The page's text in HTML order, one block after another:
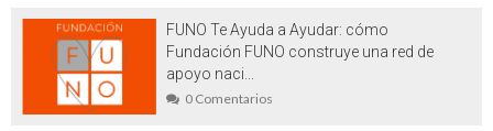
Motivos para utilizar un serum
antiarrugas de calidad
Ignifugaciones y mantenimiento de
FUNO Te Ayuda a Ayudar: cómo
Fundación FUNO construye una red de
apoyo naci...
0 Comentarios